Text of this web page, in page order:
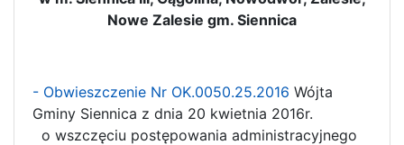
Nowe Zalesie gm. Siennica
- Obwieszczenie Nr OK.0050.25.2016 Wójta
Gminy Siennica z dnia 20 kwietnia 2016r.
o wszczęciu postępowania administracyjnego